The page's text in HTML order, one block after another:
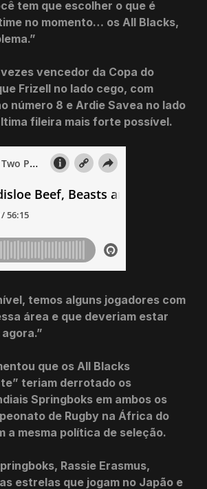
tem que escolher o que é
no momento… os All Blacks,
vencedor da Copa do
Frizell no lado cego, com
número 8 e Ardie Savea no lado
fileira mais forte possível.
temos alguns jogadores com
área e que deveriam estar
que os All Blacks
teriam derrotado os
Springboks em ambos os
de Rugby na África do
a mesma política de seleção.
Rassie Erasmus,
estrelas que jogam no Japão e